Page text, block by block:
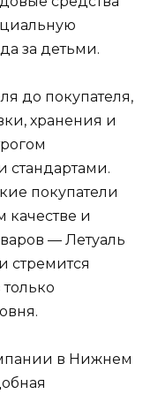
за детьми.
до покупателя,
хранения и
стандартами.
покупатели
качестве и
— Летуаль
стремится
в Нижнем